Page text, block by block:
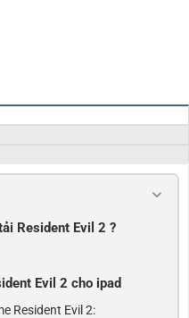
Resident Evil 2 ?
Evil 2 cho ipad
Resident Evil 2: